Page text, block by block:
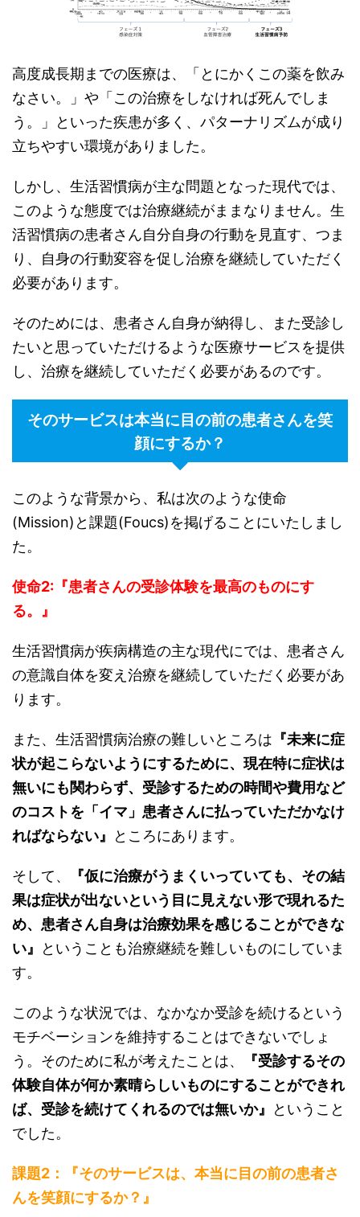
高度成長期までの医療は、「とにかくこの薬を飲み
なさい。」や「この治療をしなければ死んでしま
う。」といった疾患が多く、パターナリズムが成り
立ちやすい環境がありました。
しかし、生活習慣病が主な問題となった現代では、
このような態度では治療継続がままなりません。生
活習慣病の患者さん自分自身の行動を見直す、つま
り、自身の行動変容を促し治療を継続していただく
必要があります。
そのためには、患者さん自身が納得し、また受診し
たいと思っていただけるような医療サービスを提供
し、治療を継続していただく必要があるのです。
そのサービスは本当に目の前の患者さんを笑
顔にするか？
このような背景から、私は次のような使命
(Mission)と課題(Foucs)を掲げることにいたしまし
た。
使命2:『患者さんの受診体験を最高のものにす
る。』
生活習慣病が疾病構造の主な現代にでは、患者さん
の意識自体を変え治療を継続していただく必要があ
ります。
また、生活習慣病治療の難しいところは 『未来に症
状が起こらないようにするために、現在特に症状は
無いにも関わらず、受診するための時間や費用など
のコストを「イマ」患者さんに払っていただかなけ
ればならない』
ところにあります。
そして、
『仮に治療がうまくいっていても、その結
果は症状が出ないという目に見えない形で現れるた
め、患者さん自身は治療効果を感じることができな
い』
ということも治療継続を難しいものにしていま
す。
このような状況では、なかなか受診を続けるという
モチベーションを維持することはできないでしょ
う。そのために私が考えたことは、
『受診するその
体験自体が何か素晴らしいものにすることができれ
ば、受診を続けてくれるのでは無いか』
ということ
でした。
課題2：『そのサービスは、本当に目の前の患者さ
んを笑顔にするか？』